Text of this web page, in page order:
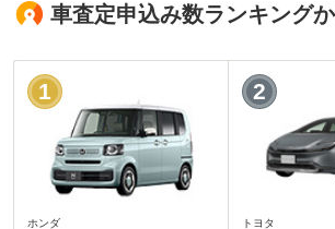
車査定申込み数ランキング
ホンダ
1
トヨタ
2